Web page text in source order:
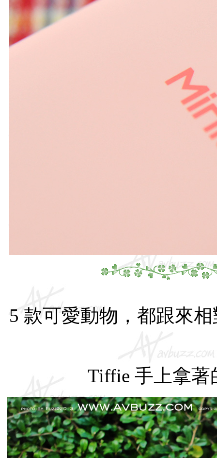
5 款可愛動物，都跟來
Tiffie 手上拿著